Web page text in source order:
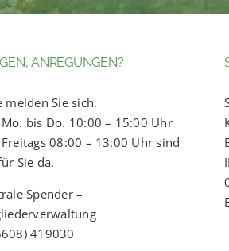
ANREGUNGEN?
melden Sie sich.
bis Do. 10:00 – 15:00 Uhr
08:00 – 13:00 Uhr sind
Sie da.
Spender –
419030